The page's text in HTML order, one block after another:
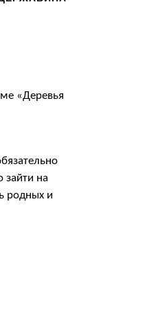
«Деревья
на
родных и